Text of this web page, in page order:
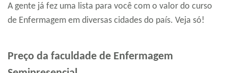
A gente já fez uma lista para você com o valor do curso
de Enfermagem em diversas cidades do país. Veja só!
Preço da faculdade de Enfermagem